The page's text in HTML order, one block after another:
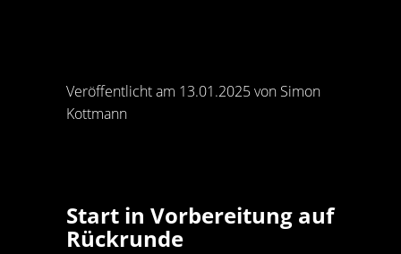
Veröffentlicht am 13.01.2025 von Simon
Kottmann
Start in Vorbereitung auf
Rückrunde